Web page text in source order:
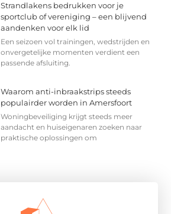
Strandlakens bedrukken voor je
sportclub of vereniging – een blijvend
aandenken voor elk lid
Een seizoen vol trainingen, wedstrijden en
onvergetelijke momenten verdient een
passende afsluiting.
Waarom anti-inbraakstrips steeds
populairder worden in Amersfoort
Woningbeveiliging krijgt steeds meer
aandacht en huiseigenaren zoeken naar
praktische oplossingen om